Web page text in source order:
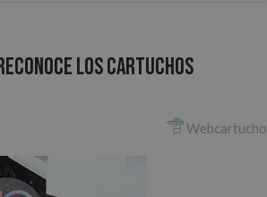
los cartuchos
Webcartucho